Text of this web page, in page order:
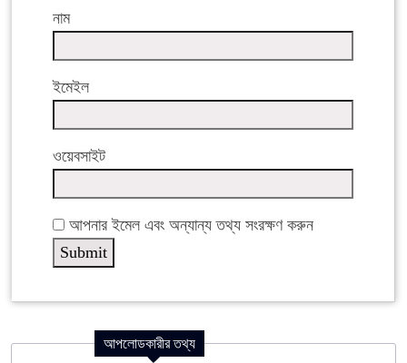
নাম
ইমেইল
ওয়েবসাইট
আপনার ইমেল এবং অন্যান্য তথ্য সংরক্ষণ করুন
আপলোডকারীর তথ্য